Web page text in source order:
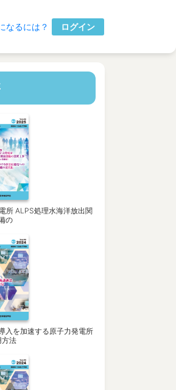
なるには？ ログイン
所 ALPS処理水海洋放出関
の
を加速する原子力発電所
方法